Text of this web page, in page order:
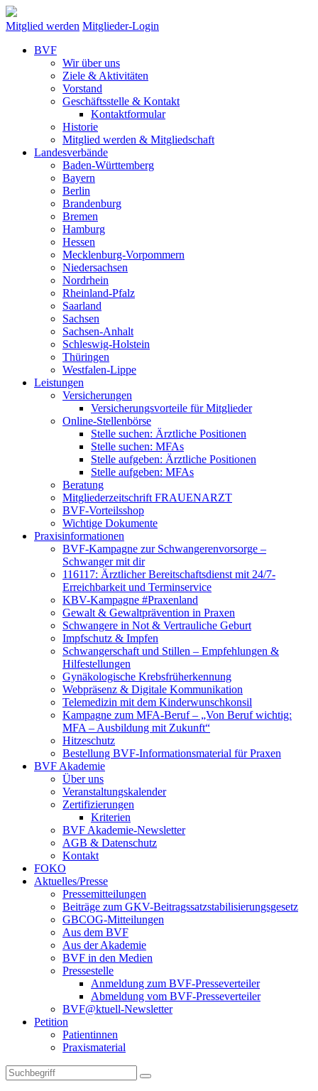
Mitglied werden Mitglieder-Login
BVF
Wir über uns
Ziele & Aktivitäten
Vorstand
Geschäftsstelle & Kontakt
Kontaktformular
Historie
Mitglied werden & Mitgliedschaft
Landesverbände
Baden-Württemberg
Bayern
Berlin
Brandenburg
Bremen
Hamburg
Hessen
Mecklenburg-Vorpommern
Niedersachsen
Nordrhein
Rheinland-Pfalz
Saarland
Sachsen
Sachsen-Anhalt
Schleswig-Holstein
Thüringen
Westfalen-Lippe
Leistungen
Versicherungen
Versicherungsvorteile für Mitglieder
Online-Stellenbörse
Stelle suchen: Ärztliche Positionen
Stelle suchen: MFAs
Stelle aufgeben: Ärztliche Positionen
Stelle aufgeben: MFAs
Beratung
Mitgliederzeitschrift FRAUENARZT
BVF-Vorteilsshop
Wichtige Dokumente
Praxisinformationen
BVF-Kampagne zur Schwangerenvorsorge –
Schwanger mit dir
116117: Ärztlicher Bereitschaftsdienst mit 24/7-
Erreichbarkeit und Terminservice
KBV-Kampagne #Praxenland
Gewalt & Gewaltprävention in Praxen
Schwangere in Not & Vertrauliche Geburt
Impfschutz & Impfen
Schwangerschaft und Stillen – Empfehlungen &
Hilfestellungen
Gynäkologische Krebsfrüherkennung
Webpräsenz & Digitale Kommunikation
Telemedizin mit dem Kinderwunschkonsil
Kampagne zum MFA-Beruf – „Von Beruf wichtig:
MFA – Ausbildung mit Zukunft“
Hitzeschutz
Bestellung BVF-Informationsmaterial für Praxen
BVF Akademie
Über uns
Veranstaltungskalender
Zertifizierungen
Kriterien
BVF Akademie-Newsletter
AGB & Datenschutz
Kontakt
FOKO
Aktuelles/Presse
Pressemitteilungen
Beiträge zum GKV-Beitragssatzstabilisierungsgesetz
GBCOG-Mitteilungen
Aus dem BVF
Aus der Akademie
BVF in den Medien
Pressestelle
Anmeldung zum BVF-Presseverteiler
Abmeldung vom BVF-Presseverteiler
BVF@ktuell-Newsletter
Petition
Patientinnen
Praxismaterial